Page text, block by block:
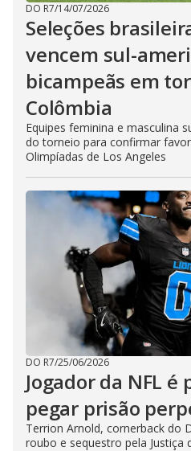
DO R7/14/07/2026
Seleções
vencem sul-
bicampeãs em
Colômbia
Equipes feminina e masculina
do torneio para confirmar
Olimpíadas de Los Angeles
DO R7/25/06/2026
Jogador da NFL é
pegar prisão
Terrion Arnold, cornerback do
roubo e sequestro pela Justiça